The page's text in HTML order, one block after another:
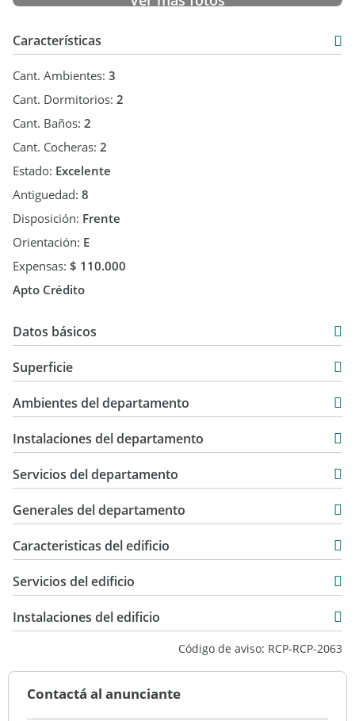
Características
Cant. Ambientes: 3
Cant. Dormitorios: 2
Cant. Baños: 2
Cant. Cocheras: 2
Estado: Excelente
Antiguedad: 8
Disposición: Frente
Orientación: E
Expensas: $ 110.000
Apto Crédito
Datos básicos
USD 260.000
Superficie
80 m2
Ambientes del departamento
Instalaciones del departamento
Servicios del departamento
Generales del departamento
Caracteristicas del edificio
4
Servicios del edificio
Instalaciones del edificio
Código de aviso: RCP-RCP-2063
Contactá al anunciante